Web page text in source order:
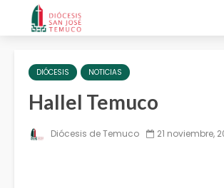
DIÓCESIS NOTICIAS
Hallel Temuco
Diócesis de Temuco 21 noviembre,